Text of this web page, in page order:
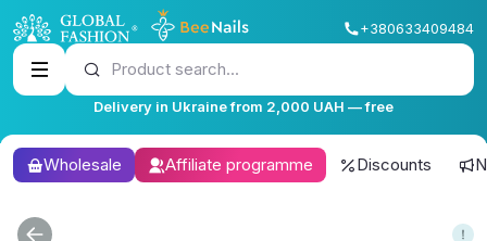
+380633409484
Product search...
Delivery in Ukraine from 2,000 UAH — free
Wholesale Affiliate programme Discounts